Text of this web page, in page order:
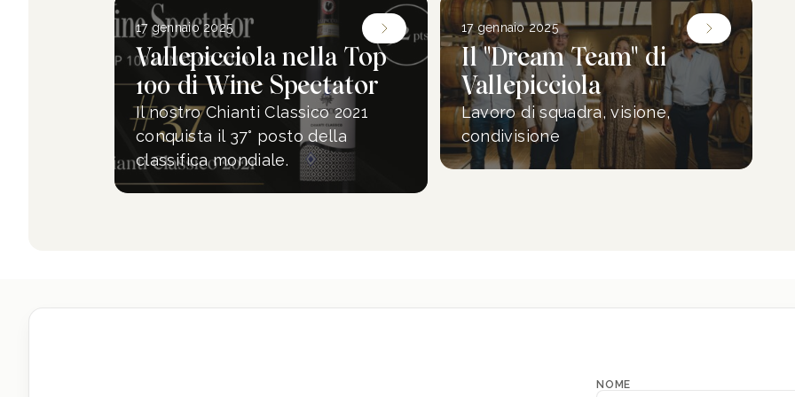
17 gennaio 2025
Vallepicciola nella Top
100 di Wine Spectator
Il nostro Chianti Classico 2021
conquista il 37° posto della
classifica mondiale.
17 gennaio 2025
Il "Dream Team" di
Vallepicciola
Lavoro di squadra, visione,
condivisione
NOME